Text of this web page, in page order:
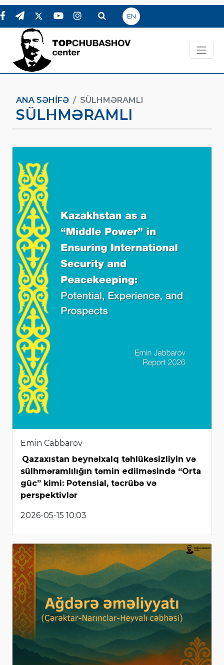
EN
ANA SƏHIFƏ SÜLHMƏRAMLI
SÜLHMƏRAMLI
Emin Cabbarov
Qazaxıstan beynəlxalq təhlükəsizliyin və
sülhməramlılığın təmin edilməsində “Orta
güc” kimi: Potensial, təcrübə və
perspektivlər
2026-05-15 10:03